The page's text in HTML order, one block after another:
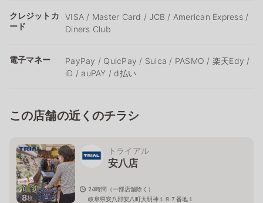
クレジットカ
ード
VISA / Master Card / JCB / American Express /
Diners Club
電子マネー
PayPay / QuicPay / Suica / PASMO / 楽天Edy /
iD / auPAY / d払い
この店舗の近くのチラシ
8枚
トライアル
安八店
24時間（一部店舗除く）
岐阜県安八郡安八町大明神１８７番地１